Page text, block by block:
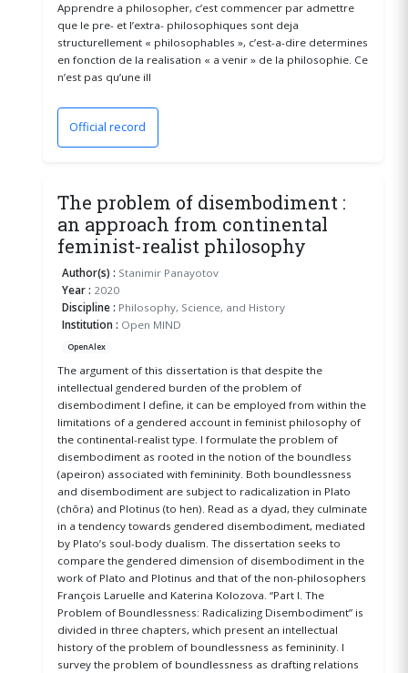
Apprendre a philosopher, c’est commencer par admettre
que le pre- et l’extra- philosophiques sont deja
structurellement « philosophables », c’est-a-dire determines
en fonction de la realisation « a venir » de la philosophie. Ce
n’est pas qu’une ill
Official record(opens in a new window)
The problem of disembodiment :
an approach from continental
feminist-realist philosophy
Author(s) : Stanimir Panayotov
Year : 2020
Discipline : Philosophy, Science, and History
Institution : Open MIND
OpenAlex
The argument of this dissertation is that despite the
intellectual gendered burden of the problem of
disembodiment I define, it can be employed from within the
limitations of a gendered account in feminist philosophy of
the continental-realist type. I formulate the problem of
disembodiment as rooted in the notion of the boundless
(apeiron) associated with femininity. Both boundlessness
and disembodiment are subject to radicalization in Plato
(chōra) and Plotinus (to hen). Read as a dyad, they culminate
in a tendency towards gendered disembodiment, mediated
by Plato’s soul-body dualism. The dissertation seeks to
compare the gendered dimension of disembodiment in the
work of Plato and Plotinus and that of the non-philosophers
François Laruelle and Katerina Kolozova. “Part I. The
Problem of Boundlessness: Radicalizing Disembodiment” is
divided in three chapters, which present an intellectual
history of the problem of boundlessness as femininity. I
survey the problem of boundlessness as drafting relations